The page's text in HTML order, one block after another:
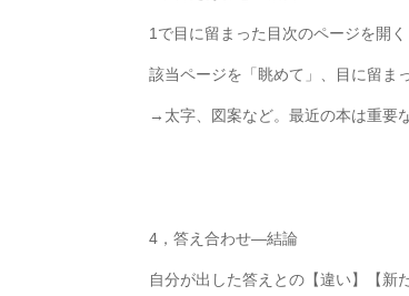
1で目に留まった目次のページを開く
該当ページを「眺めて」、目に留ま
→ 太字、図案など。最近の本は重要
4 ，答え合わせ—結論
自分が出した答えとの【違い】【新